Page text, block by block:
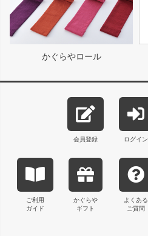
かぐらやロール
会員登録 ログイン
ご利用
ガイド
かぐらや
ギフト
よくある
ご質問